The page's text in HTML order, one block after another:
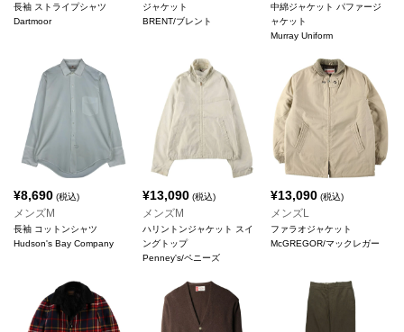
長袖 ストライプシャツ
Dartmoor
ジャケット
BRENT/ブレント
中綿ジャケット パファージ
ャケット
Murray Uniform
¥8,690 (税込)
メンズM
長袖 コットンシャツ
Hudson's Bay Company
¥13,090(税込)
メンズM
ハリントンジャケット スイ
ングトップ
Penney's/ペニーズ
¥13,090 (税込)
メンズL
ファラオジャケット
McGREGOR/マックレガー